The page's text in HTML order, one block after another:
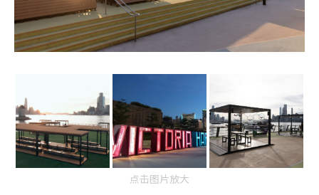
点击图片放大